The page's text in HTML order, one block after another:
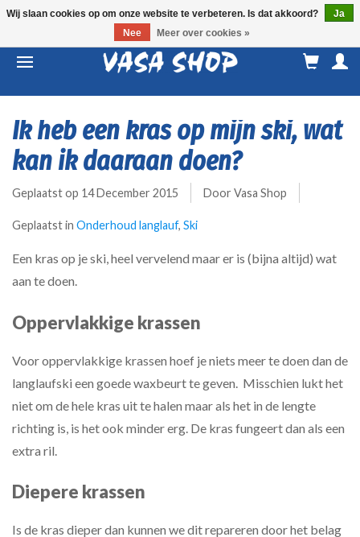
Ik heb een kras op mijn ski, wat
kan ik daaraan doen?
Geplaatst op 14 December 2015 Door Vasa Shop
Geplaatst in Onderhoud langlauf, Ski
Een kras op je ski, heel vervelend maar er is (bijna altijd) wat
aan te doen.
Oppervlakkige krassen
Voor oppervlakkige krassen hoef je niets meer te doen dan de
langlaufski een goede waxbeurt te geven. Misschien lukt het
niet om de hele kras uit te halen maar als het in de lengte
richting is, is het ook minder erg. De kras fungeert dan als een
extra ril.
Diepere krassen
Is de kras dieper dan kunnen we dit repareren door het belag
Wij slaan cookies op om onze website te verbeteren. Is dat akkoord?
Ja
Nee
Meer over cookies »